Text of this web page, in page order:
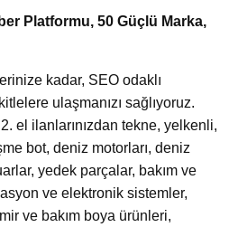
Platformu, 50 Güçlü Marka,
kadar, SEO odaklı
ulaşmanızı sağlıyoruz.
el ilanlarınızdan tekne, yelkenli,
bot, deniz motorları, deniz
yedek parçalar, bakım ve
ve elektronik sistemler,
ve bakım boya ürünleri,